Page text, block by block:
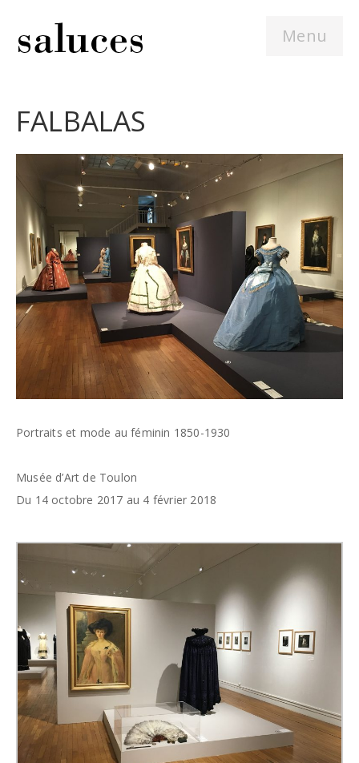
Menu
FALBALAS
Portraits et mode au féminin 1850-1930
Musée d’Art de Toulon
Du 14 octobre 2017 au 4 février 2018